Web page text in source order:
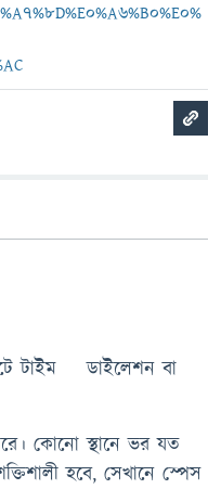
টাইম ডাইলেশন বা
কোনো স্থানে ভর যত
হবে, সেখানে স্পেস